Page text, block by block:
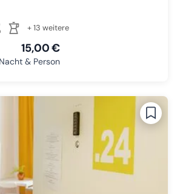
+ 13 weitere
15,00 €
& Person